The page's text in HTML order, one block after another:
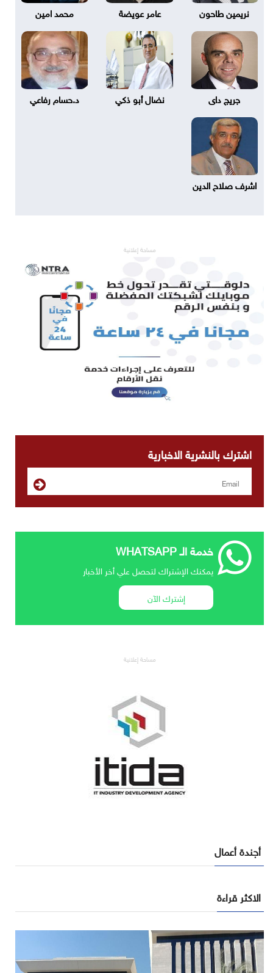
نريمين طاحون عامر عويضة محمد امين
جريج داى نضال أبو ذكي د.حسام رفاعي
اشرف صلاح الدين
مساحة إعلانية
اشترك بالنشرية الاخبارية
خدمة الـ WHATSAPP
يمكنك الإشتراك لتحصل علي أخر الأخبار
إشترك الآن
مساحة إعلانية
أجندة أعمال
الاكثر قراءة